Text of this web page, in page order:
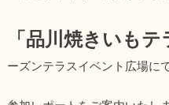
「品川焼きいもテ
ーズンテラスイベント広場に